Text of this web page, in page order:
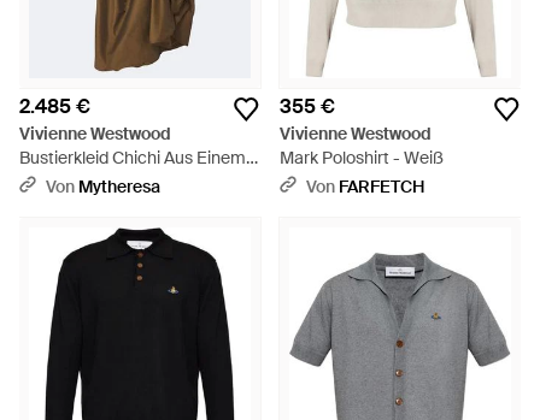
2.485 €
Vivienne Westwood
Bustierkleid Chichi Aus Einem
Baumwollgemisch - Braun
Von Mytheresa
355 €
Vivienne Westwood
Mark Poloshirt - Weiß
Von FARFETCH